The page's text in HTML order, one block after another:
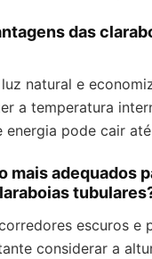
das
natural e
a temperatura
energia pode cair
mais adequados
escuros e
considerar a